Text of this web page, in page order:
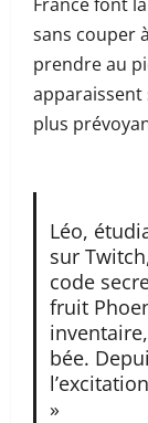
sans couper
prendre au
apparaissent
plus
Léo,
sur
code
fruit
bée.
»